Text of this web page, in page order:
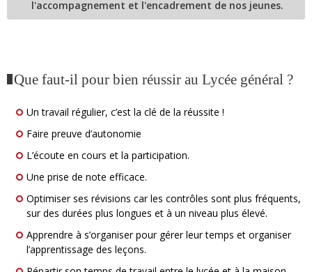
l'accompagnement et l'encadrement de nos jeunes.
Que faut-il pour bien réussir au Lycée général ?
Un travail régulier, c’est la clé de la réussite !
Faire preuve d’autonomie
L’écoute en cours et la participation.
Une prise de note efficace.
Optimiser ses révisions car les contrôles sont plus fréquents,
sur des durées plus longues et à un niveau plus élevé.
Apprendre à s’organiser pour gérer leur temps et organiser
l’apprentissage des leçons.